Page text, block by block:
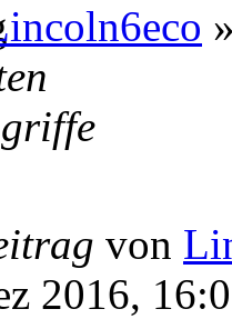
von
2016,